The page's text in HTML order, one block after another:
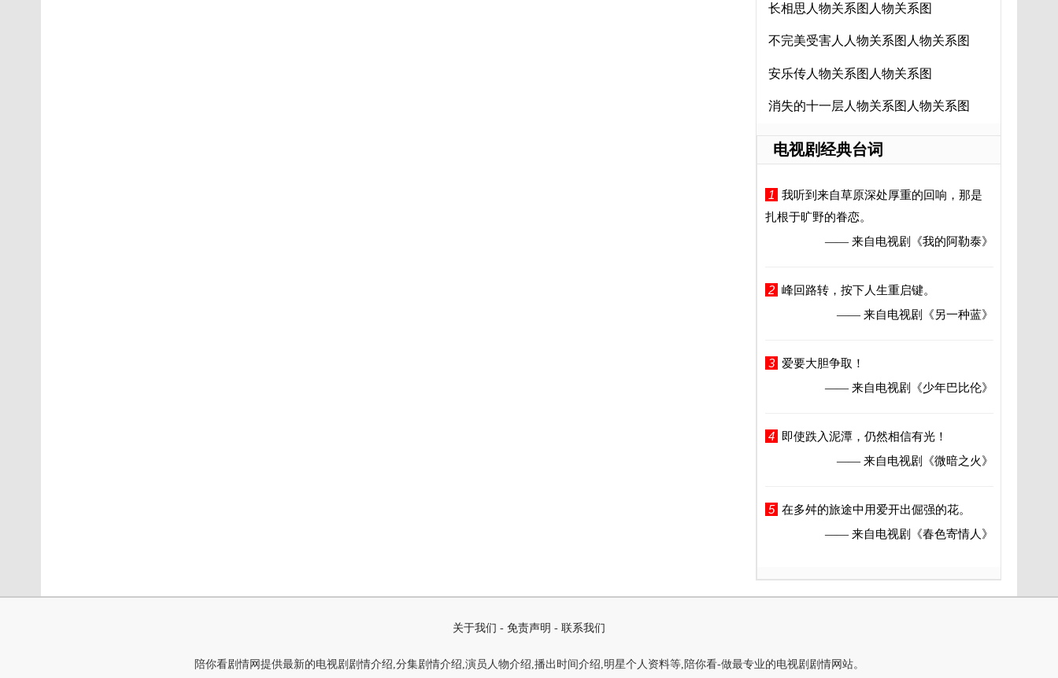
长相思人物关系图人物关系图
不完美受害人人物关系图人物关系图
安乐传人物关系图人物关系图
消失的十一层人物关系图人物关系图
电视剧经典台词
1
我听到来自草原深处厚重的回响，那是
扎根于旷野的眷恋。
—— 来自电视剧
《我的阿勒泰》
2 峰回路转，按下人生重启键。
—— 来自电视剧
《另一种蓝》
3
爱要大胆争取！
—— 来自电视剧
《少年巴比伦》
4
即使跌入泥潭，仍然相信有光！
—— 来自电视剧
《微暗之火》
5 在多舛的旅途中用爱开出倔强的花。
—— 来自电视剧
《春色寄情人》
关于我们 - 免责声明 - 联系我们
陪你看剧情网提供最新的电视剧剧情介绍,分集剧情介绍,演员人物介绍,播出时间介绍,明星个人资料等,陪你看-做最专业的电视剧剧情网站。